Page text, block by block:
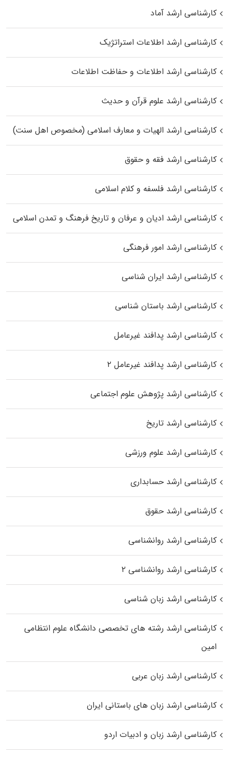
کارشناسی ارشد آماد
کارشناسی ارشد اطلاعات استراتژیک
کارشناسی ارشد اطلاعات و حفاظت اطلاعات
کارشناسی ارشد علوم قرآن و حدیث
کارشناسی ارشد الهیات و معارف اسلامی (مخصوص اهل سنت)
کارشناسی ارشد فقه و حقوق
کارشناسی ارشد فلسفه و کلام اسلامی
کارشناسی ارشد ادیان و عرفان و تاریخ فرهنگ و تمدن اسلامی
کارشناسی ارشد امور فرهنگی
کارشناسی ارشد ایران شناسی
کارشناسی ارشد باستان شناسی
کارشناسی ارشد پدافند غیرعامل
کارشناسی ارشد پدافند غیرعامل ۲
کارشناسی ارشد پژوهش علوم اجتماعی
کارشناسی ارشد تاریخ
کارشناسی ارشد علوم ورزشی
کارشناسی ارشد حسابداری
کارشناسی ارشد حقوق
کارشناسی ارشد روانشناسی
کارشناسی ارشد روانشناسی ۲
کارشناسی ارشد زبان شناسی
کارشناسی ارشد رﺷﺘﻪ ﻫﺎی تخصصی داﻧﺸﮕﺎه ﻋﻠﻮم انتظامی
اﻣﻴﻦ
کارشناسی ارشد زبان عربی
کارشناسی ارشد زبان‌ های باستانی ایران
کارشناسی ارشد زبان و ادبیات اردو